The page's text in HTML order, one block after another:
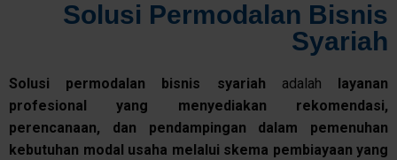
Solusi Permodalan Bisnis
Syariah
Solusi permodalan bisnis syariah adalah
layanan
profesional
yang menyediakan rekomendasi,
perencanaan, dan pendampingan dalam
pemenuhan
kebutuhan modal usaha melalui skema pembiayaan yang